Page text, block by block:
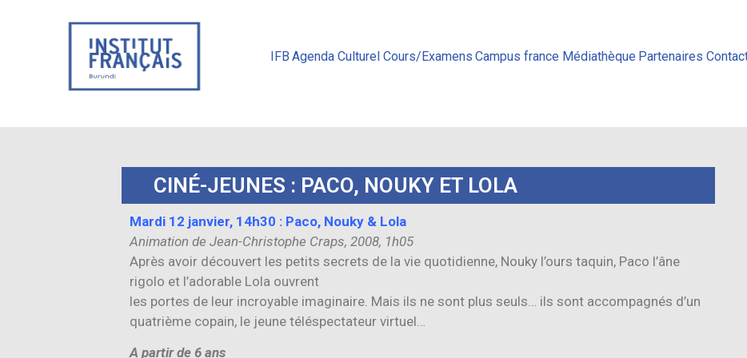
IFB Agenda Culturel Cours/Examens Campus france Médiathèque Partenaires
CINÉ-JEUNES : PACO, NOUKY ET LOLA
Mardi 12 janvier, 14h30 : Paco, Nouky & Lola
Animation de Jean-Christophe Craps, 2008, 1h05
Après avoir découvert les petits secrets de la vie quotidienne, Nouky l’ours taquin, Paco l’âne
rigolo et l’adorable Lola ouvrent
les portes de leur incroyable imaginaire. Mais ils ne sont plus seuls… ils sont accompagnés d’un
quatrième copain, le jeune téléspectateur virtuel…
A partir de 6 ans